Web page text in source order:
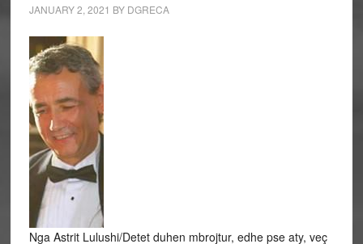
JANUARY 2, 2021 BY DGRECA
Nga Astrit Lulushi/Detet duhen mbrojtur, edhe pse aty, veç